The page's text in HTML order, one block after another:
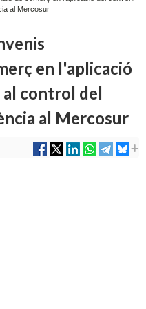
al Mercosur
en l'aplicació
al control del
al Mercosur